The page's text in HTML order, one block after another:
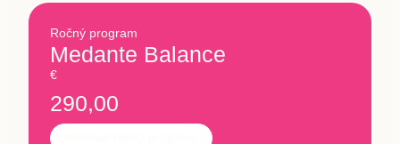
Ročný program
Medante Balance
€
290,00